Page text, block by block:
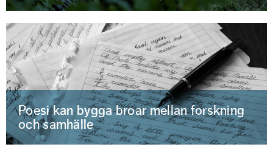
Poesi kan bygga broar mellan forskning
och samhälle